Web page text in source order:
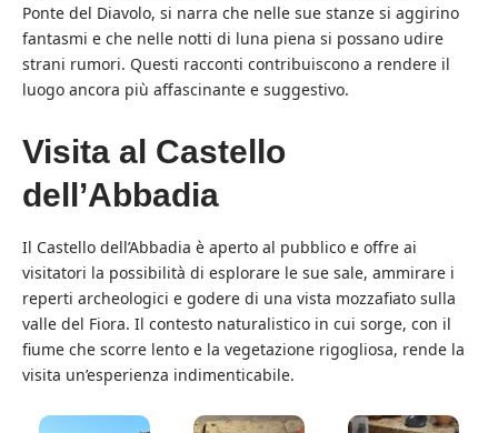
Ponte del Diavolo, si narra che nelle sue stanze si aggirino
fantasmi e che nelle notti di luna piena si possano udire
strani rumori. Questi racconti contribuiscono a rendere il
luogo ancora più affascinante e suggestivo.
Visita al Castello
dell’Abbadia
Il Castello dell’Abbadia è aperto al pubblico e offre ai
visitatori la possibilità di esplorare le sue sale, ammirare i
reperti archeologici e godere di una vista mozzafiato sulla
valle del Fiora. Il contesto naturalistico in cui sorge, con il
fiume che scorre lento e la vegetazione rigogliosa, rende la
visita un’esperienza indimenticabile.